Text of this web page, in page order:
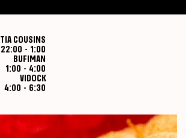
TIA COUSINS
22:00 - 1:00
BUFIMAN
1:00 - 4:00
VIDOCK
4:00 - 6:30